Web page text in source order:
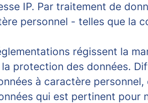
IP. Par traitement de
personnel - telles que la
régissent la
protection des données.
à caractère
qui est pertinent pour